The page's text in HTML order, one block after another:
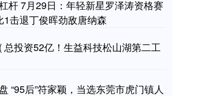
杆 7月29日：年轻新星罗泽涛资格赛
1击退丁俊晖劲敌唐纳森
总投资52亿！生益科技松山湖第二工
“95后”符家颖，当选东莞市虎门镇人